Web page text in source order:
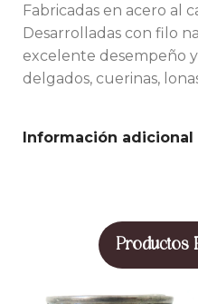
Fabricadas en acero al
Desarrolladas con filo
excelente desempeño
delgados, cuerinas,
Información adicional
Productos